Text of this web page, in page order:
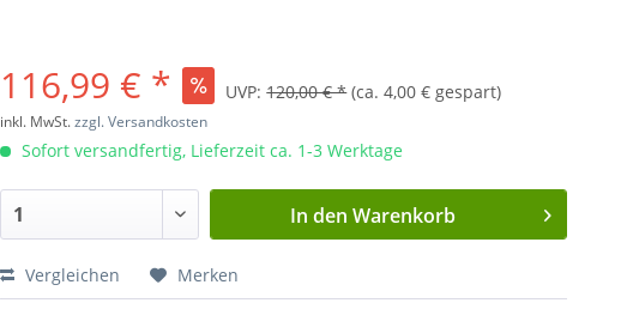
116,99 € * UVP:120,00 € *(ca. 4,00 € gespart)
inkl. MwSt.zzgl. Versandkosten
Sofort versandfertig, Lieferzeit ca. 1-3 Werktage
In den Warenkorb
Vergleichen Merken